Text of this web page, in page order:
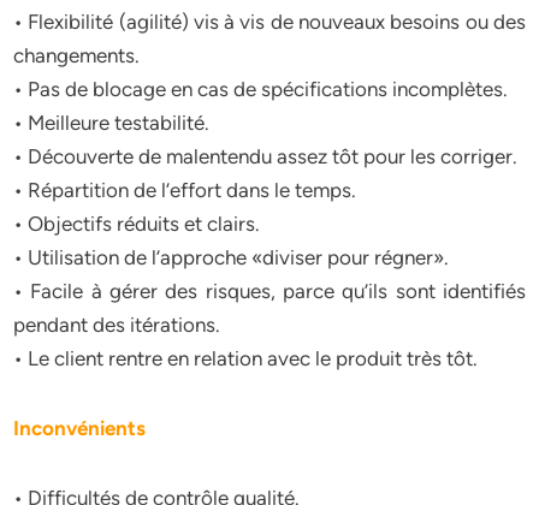
• Flexibilité (agilité) vis à vis de nouveaux besoins ou des
changements.
• Pas de blocage en cas de spécifications incomplètes.
• Meilleure testabilité.
• Découverte de malentendu assez tôt pour les corriger.
• Répartition de l’effort dans le temps.
• Objectifs réduits et clairs.
• Utilisation de l’approche «diviser pour régner».
• Facile à gérer des risques, parce qu’ils sont identifiés
pendant des itérations.
• Le client rentre en relation avec le produit très tôt.
Inconvénients
• Difficultés de contrôle qualité.